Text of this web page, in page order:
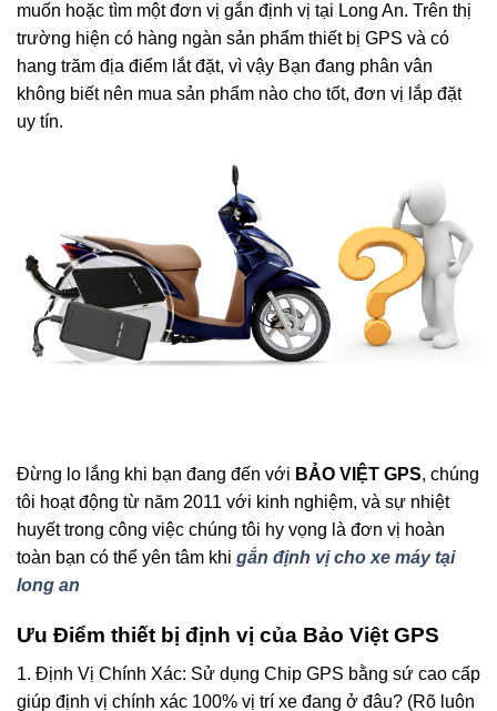
muốn hoặc tìm một đơn vị gắn định vị tại Long An. Trên thị
trường hiện có hàng ngàn sản phẩm thiết bị GPS và có
hang trăm địa điểm lắt đặt, vì vậy Bạn đang phân vân
không biết nên mua sản phẩm nào cho tốt, đơn vị lắp đặt
uy tín.
Đừng lo lắng khi bạn đang đến với BẢO VIỆT GPS, chúng
tôi hoạt động từ năm 2011 với kinh nghiệm, và sự nhiệt
huyết trong công việc chúng tôi hy vọng là đơn vị hoàn
toàn bạn có thể yên tâm khi gắn định vị cho xe máy tại
long an
Ưu Điểm thiết bị định vị của Bảo Việt GPS
1. Định Vị Chính Xác: Sử dụng Chip GPS bằng sứ cao cấp
giúp định vị chính xác 100% vị trí xe đang ở đâu? (Rõ luôn